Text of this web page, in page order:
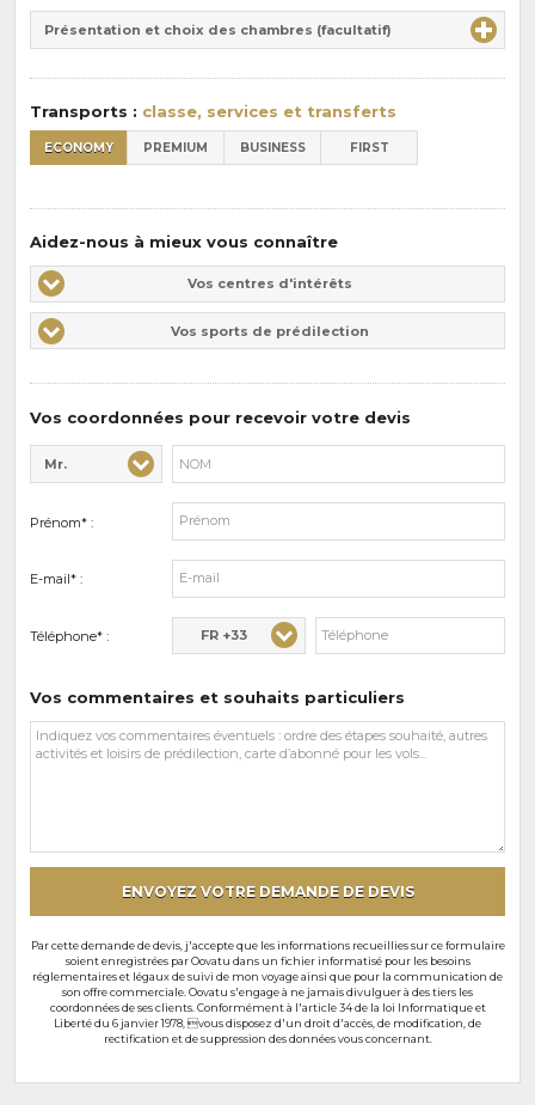
pension
:
Durée
Présentation et choix des chambres (facultatif)
Transports : classe, services et transferts
ECONOMY PREMIUM BUSINESS FIRST
Aidez-nous à mieux vous connaître
Vos
centres
d'intérêts
Vos centres d'intérêts
Vos
sports
de
Vos sports de prédilection
Vos coordonnées pour recevoir votre devis
Civilité* :
Mr.
Nom* :
Prénom* :
E-mail* :
Téléphone* : FR +33
Vos commentaires et souhaits particuliers
Vos
commentaires
ENVOYEZ VOTRE DEMANDE DE DEVIS
Par cette demande de devis, j'accepte que les informations recueillies sur ce formulaire
soient enregistrées par Oovatu dans un fichier informatisé pour les besoins
réglementaires et légaux de suivi de mon voyage ainsi que pour la communication de
son offre commerciale. Oovatu s'engage à ne jamais divulguer à des tiers les
coordonnées de ses clients. Conformément à l'article 34 de la loi Informatique et
Liberté du 6 janvier 1978, vous disposez d'un droit d'accès, de modification, de
rectification et de suppression des données vous concernant.